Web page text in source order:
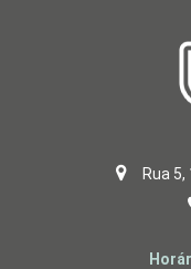
Rua